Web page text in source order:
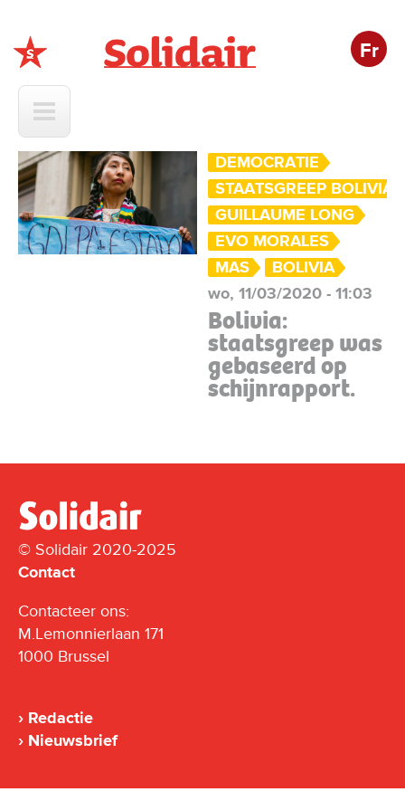
Fr
DEMOCRATIE
STAATSGREEP BOLIVIA
GUILLAUME LONG
EVO MORALES
MAS
BOLIVIA
wo, 11/03/2020 - 11:03
Bolivia:
staatsgreep was
gebaseerd op
schijnrapport.
© Solidair 2020-2025
Contact
Contacteer ons:
M.Lemonnierlaan 171
1000 Brussel
Redactie
Nieuwsbrief